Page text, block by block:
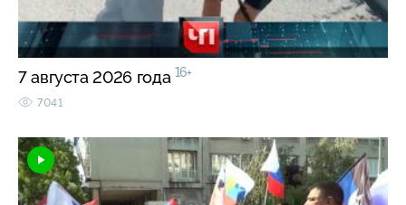
7 августа 2026 года 16+
7041